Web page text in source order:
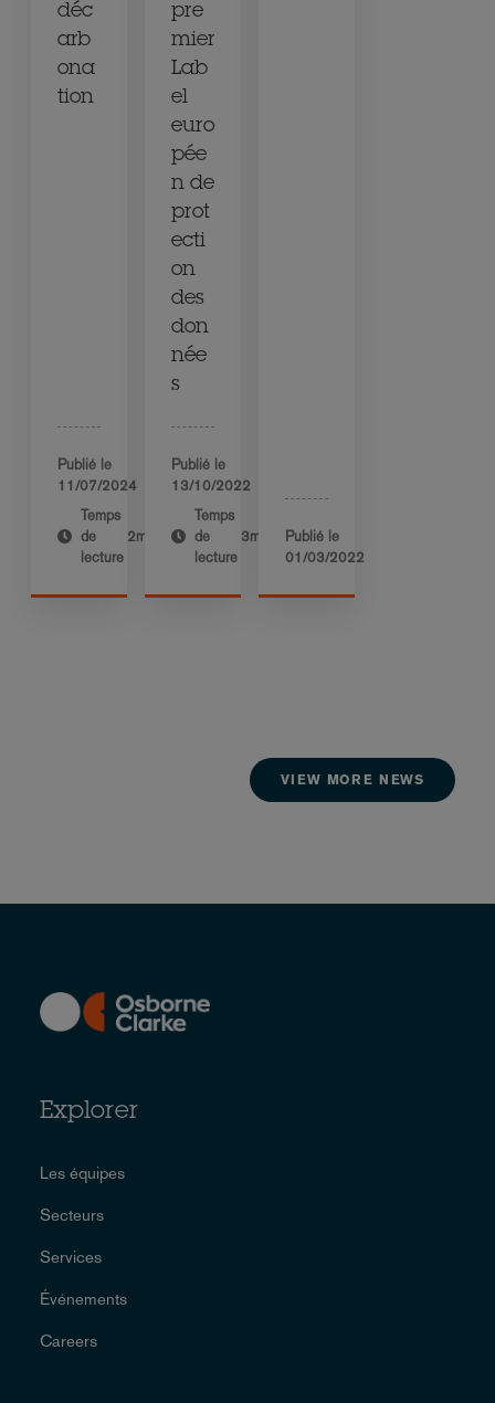
déc
arb
ona
tion
Publié le
11/07/2024
Temps
de
lecture
2m
pre
mier
Lab
el
euro
pée
n de
prot
ecti
on
des
don
née
s
Publié le
13/10/2022
Temps
de
lecture
3m
Publié le
01/03/2022
VIEW MORE NEWS
Explorer
Les équipes
Secteurs
Services
Événements
Careers